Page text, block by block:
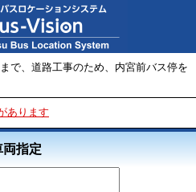
で、道路工事のため、内宮前バス停を
あります
両指定